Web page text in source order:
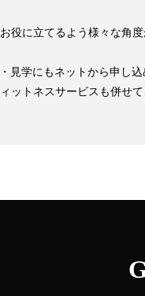
役に立てるよう様々な角
見学にもネットから申し
ットネスサービスも併せ